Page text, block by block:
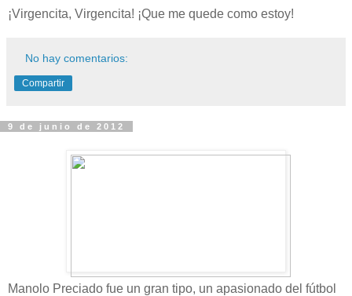
¡Virgencita, Virgencita! ¡Que me quede como estoy!
No hay comentarios:
Compartir
9 de junio de 2012
Manolo Preciado fue un gran tipo, un apasionado del fútbol